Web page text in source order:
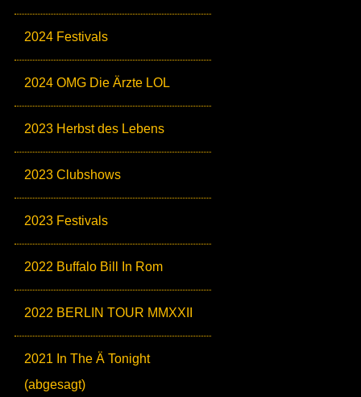
2024 Festivals
2024 OMG Die Ärzte LOL
2023 Herbst des Lebens
2023 Clubshows
2023 Festivals
2022 Buffalo Bill In Rom
2022 BERLIN TOUR MMXXII
2021 In The Ä Tonight
(abgesagt)